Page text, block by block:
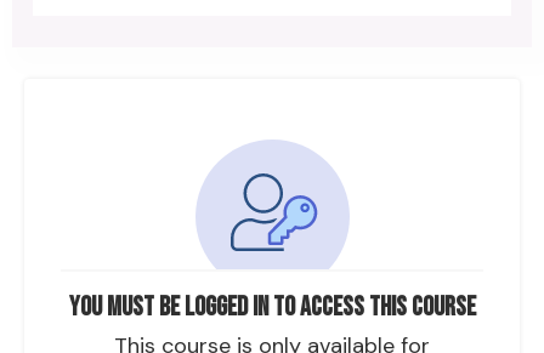
You must be logged in to access this course
This course is only available for